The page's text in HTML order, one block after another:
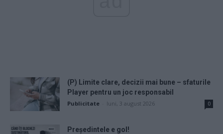
(P) Limite clare, decizii mai bune – sfaturile
Player pentru un joc responsabil
Publicitate luni, 3 august 2026 0
Președintele e gol!